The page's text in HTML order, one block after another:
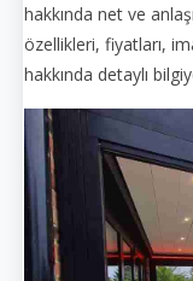
hakkında net ve
özellikleri, fiyatları,
hakkında detaylı